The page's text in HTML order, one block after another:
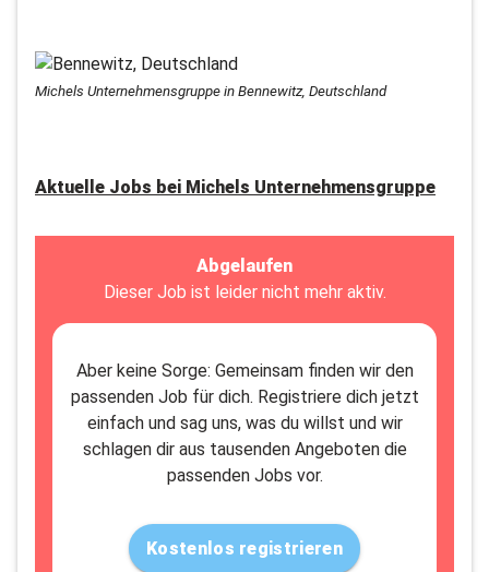
Michels Unternehmensgruppe in Bennewitz, Deutschland
Aktuelle Jobs bei Michels Unternehmensgruppe
Abgelaufen
Dieser Job ist leider nicht mehr aktiv.
Aber keine Sorge: Gemeinsam finden wir den
passenden Job für dich. Registriere dich jetzt
einfach und sag uns, was du willst und wir
schlagen dir aus tausenden Angeboten die
passenden Jobs vor.
Kostenlos registrieren